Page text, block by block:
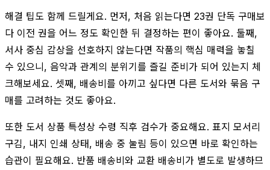
해결 팁도 함께 드릴게요. 먼저, 처음 읽는다면 23권 단독 구매보
다 이전 권을 어느 정도 확인한 뒤 결정하는 편이 좋아요. 둘째,
서사 중심 감상을 선호하지 않는다면 작품의 핵심 매력을 놓칠
수 있으니, 음악과 관계의 분위기를 즐길 준비가 되어 있는지 체
크해보세요. 셋째, 배송비를 아끼고 싶다면 다른 도서와 묶음 구
매를 고려하는 것도 좋아요.
또한 도서 상품 특성상 수령 직후 검수가 중요해요. 표지 모서리
구김, 내지 인쇄 상태, 배송 중 눌림 등이 있으면 바로 확인하는
습관이 필요해요. 반품 배송비와 교환 배송비가 별도로 발생하므